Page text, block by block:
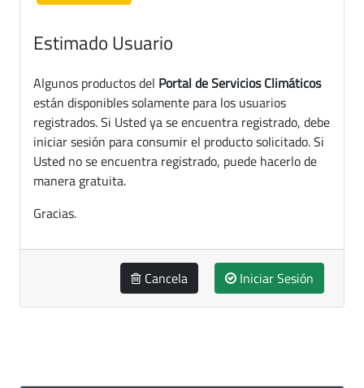
Estimado Usuario
Algunos productos del Portal de Servicios Climáticos
están disponibles solamente para los usuarios
registrados. Si Usted ya se encuentra registrado, debe
iniciar sesión para consumir el producto solicitado. Si
Usted no se encuentra registrado, puede hacerlo de
manera gratuita.
Gracias.
Cancela Iniciar Sesión